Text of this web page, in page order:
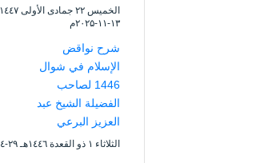
۱۳-۱۱-۲۰۲۵م
شرح نواقض
الإسلام في شوال
1446 لصاحب
الفضيلة الشيخ عبد
العزيز البرعي
الثلاثاء ۱ ذو القعدة ۱٤٤٦هـ ۲۹-٤-۲۰۲۵م